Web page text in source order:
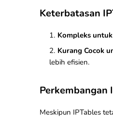
Keterbatasan
Kompleks
Kurang Cocok
lebih efisien.
Perkembangan
Meskipun IPTables